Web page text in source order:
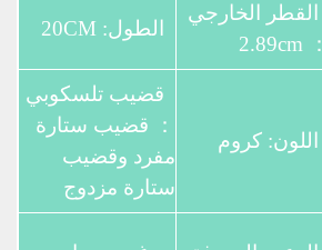
القطر الخارجي
： 2.89cm
الطول: 20CM
اللون: كروم
قضيب تلسكوبي
： قضيب ستارة
مفرد وقضيب
ستارة مزدوج